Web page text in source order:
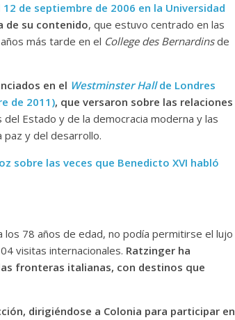
de septiembre de 2006 en la Universidad
de su contenido, que estuvo centrado en las
más tarde en el College des Bernardinsde
en el Westminster Hallde Londres
de 2011), que versaron sobre las relaciones
Estado y de la democracia moderna y las
paz y del desarrollo.
sobre las veces que Benedicto XVI habló
los 78 años de edad, no podía permitirse el lujo
visitas internacionales. Ratzinger ha
fronteras italianas, con destinos que
dirigiéndose a Colonia para participar en